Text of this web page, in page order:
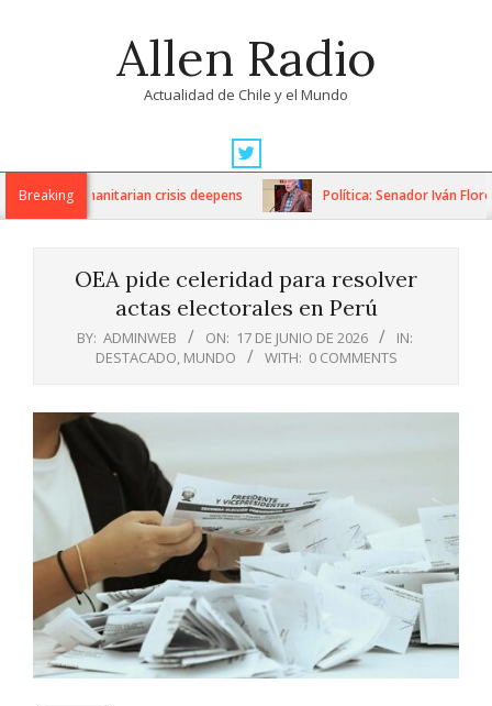
Allen Radio
Actualidad de Chile y el Mundo
Navigation
MenuBreaking
as humanitarian crisis deepens Política: Senador Iván Flores
OEA pide celeridad para resolver
actas electorales en Perú
BY: ADMINWEB ON: 17 DE JUNIO DE 2026
IN:
DESTACADO, MUNDO WITH: 0 COMMENTS